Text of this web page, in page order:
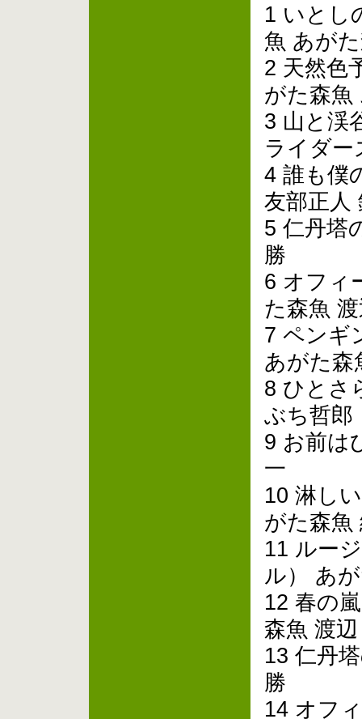
1 いとし
魚 あが
2 天然色
がた森魚
3 山と渓
ライダー
4 誰も僕
友部正人
5 仁丹塔
勝
6 オフィ
た森魚
7 ペンギ
あがた
8 ひとさ
ぶち哲郎
9 お前は
一
10 淋し
がた森魚
11 ルー
ル） あ
12 春の
森魚 渡
13 仁丹
勝
14 オフ